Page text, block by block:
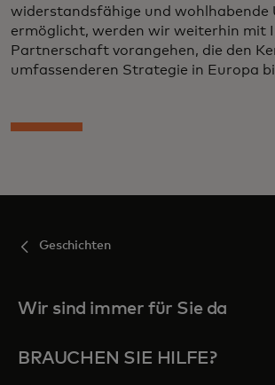
widerstandsfähige und wohlhabende
ermöglicht, werden wir weiterhin mit
Partnerschaft vorangehen, die den
umfassenderen Strategie in Europa
Geschichten
Wir sind immer für Sie da
BRAUCHEN SIE HILFE?